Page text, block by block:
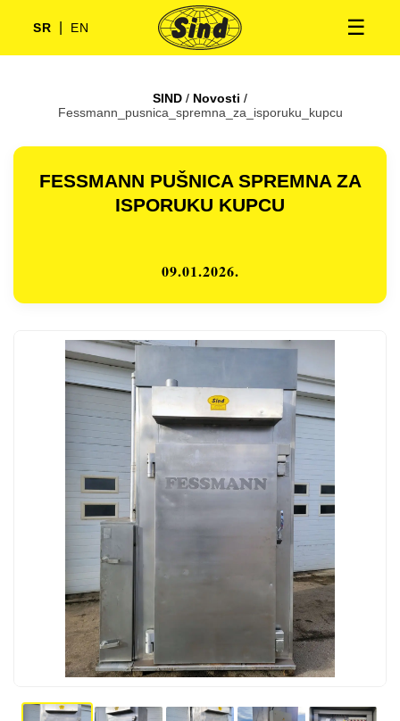
☰
SR EN
SIND / Novosti /
Fessmann_pusnica_spremna_za_isporuku_kupcu
FESSMANN PUŠNICA SPREMNA ZA
ISPORUKU KUPCU
09.01.2026.